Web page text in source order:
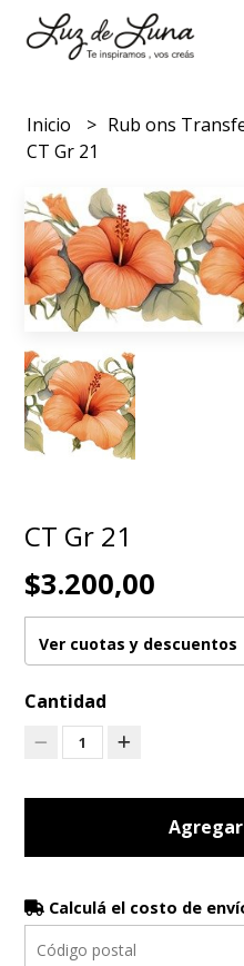
Inicio Rub ons
CT Gr 21
CT Gr 21
$3.200,00
Ver cuotas y descuentos
Cantidad
1
Calculá el costo de